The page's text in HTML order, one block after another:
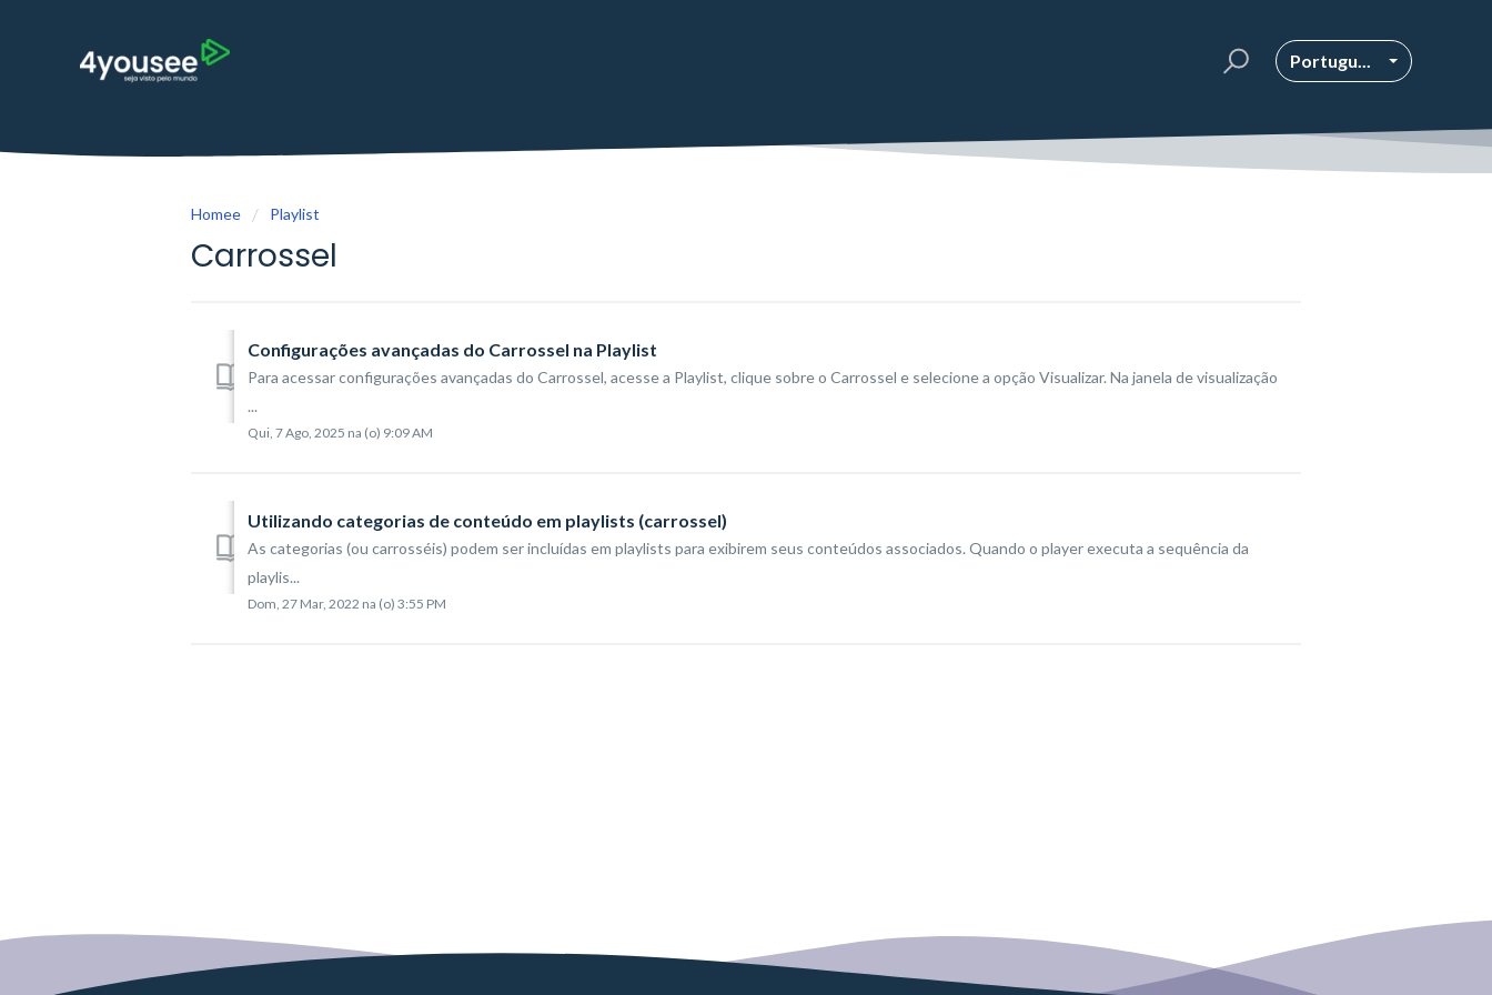
Portugu...
Homee Playlist
Carrossel
Configurações avançadas do Carrossel na Playlist
Para acessar configurações avançadas do Carrossel, acesse a Playlist, clique sobre o Carrossel e selecione a opção Visualizar. Na janela de visualização
...
Qui, 7 Ago, 2025 na (o) 9:09 AM
Utilizando categorias de conteúdo em playlists (carrossel)
As categorias (ou carrosséis) podem ser incluídas em playlists para exibirem seus conteúdos associados. Quando o player executa a sequência da
playlis...
Dom, 27 Mar, 2022 na (o) 3:55 PM